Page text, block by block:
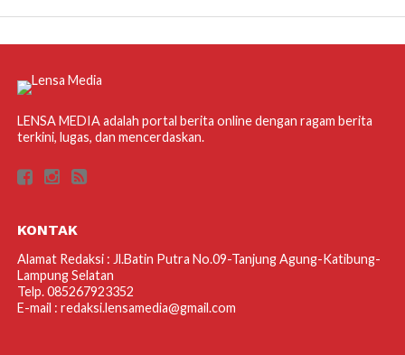
LENSA MEDIA adalah portal berita online dengan ragam berita
terkini, lugas, dan mencerdaskan.
KONTAK
Alamat Redaksi : Jl.Batin Putra No.09-Tanjung Agung-Katibung-
Lampung Selatan
Telp. 085267923352
E-mail : redaksi.lensamedia@gmail.com